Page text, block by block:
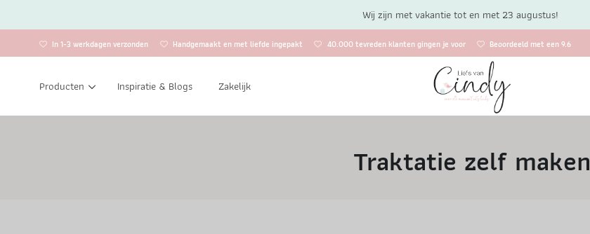
In 1-3 werkdagen verzonden Handgemaakt en met liefde ingepakt 40.000 tevreden klanten gingen je voor Beoordeeld met een 9.6
Producten Inspiratie & Blogs Zakelijk
Traktatie zelf maken
Wij zijn met vakantie tot en met 23 augustus!